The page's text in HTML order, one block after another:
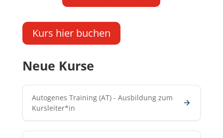
Kurs hier buchen
Neue Kurse
Autogenes Training (AT) - Ausbildung zum
Kursleiter*in